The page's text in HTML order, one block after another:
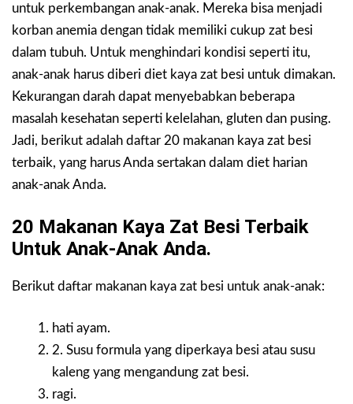
untuk perkembangan anak-anak. Mereka bisa menjadi
korban anemia dengan tidak memiliki cukup zat besi
dalam tubuh. Untuk menghindari kondisi seperti itu,
anak-anak harus diberi diet kaya zat besi untuk dimakan.
Kekurangan darah dapat menyebabkan beberapa
masalah kesehatan seperti kelelahan, gluten dan pusing.
Jadi, berikut adalah daftar 20 makanan kaya zat besi
terbaik, yang harus Anda sertakan dalam diet harian
anak-anak Anda.
20 Makanan Kaya Zat Besi Terbaik
Untuk Anak-Anak Anda.
Berikut daftar makanan kaya zat besi untuk anak-anak:
hati ayam.
2. Susu formula yang diperkaya besi atau susu
kaleng yang mengandung zat besi.
ragi.